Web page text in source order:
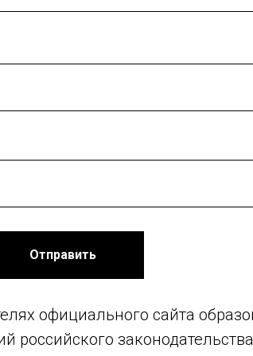
Отправить
официального сайта
российского